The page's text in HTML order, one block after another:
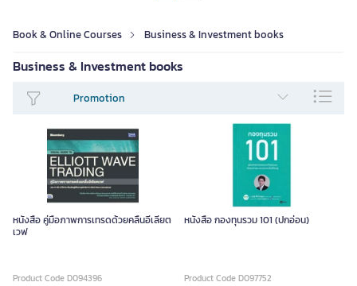
Religion &
Health & Beauty
Psychology & Self
Children Books
Fiction &
Literature
Home & Garden
Entertainment &
Lifestyle Book
Book & Online Courses Business & Investment books
Business & Investment books
Promotion
หนังสือ คู่มือภาพการเทรดด้วยคลื่นอีเลียต
เวฟ
Product Code D094396
หนังสือ กองทุนรวม 101 (ปกอ่อน)
Product Code D097752